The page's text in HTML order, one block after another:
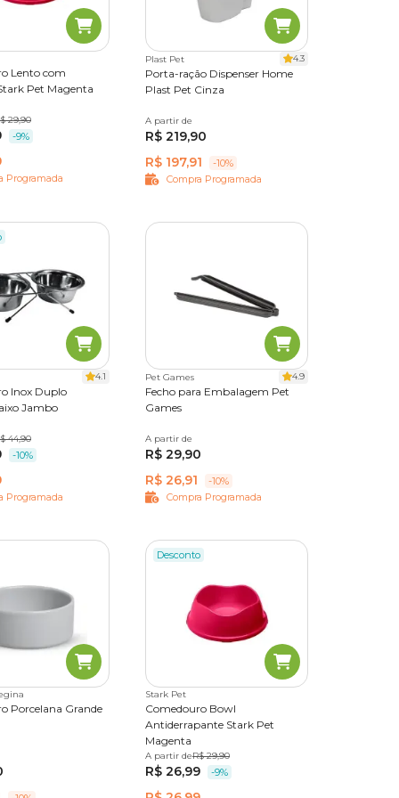
pet é
tem
É
Só no
Lento com
Pet Magenta
550 ml
29,90
-9%
Programada
Plast Pet 4.3
Porta-ração Dispenser Home
Plast Pet Cinza
3,5 L 8 L
A partir de
R$ 219,90
R$ 197,91
-10%
Compra Programada
4.1
Inox Duplo
Jambo
244,90
-10%
Programada
Pet Games 4.9
Fecho para Embalagem Pet
Games
P G
A partir de
R$ 29,90
R$ 26,91
-10%
Compra Programada
Porcelana Grande
Desconto
Stark Pet
Comedouro Bowl
Antiderrapante Stark Pet
Magenta
350 ml 550 ml
A partir deR$ 29,90
R$ 26,99 -9%